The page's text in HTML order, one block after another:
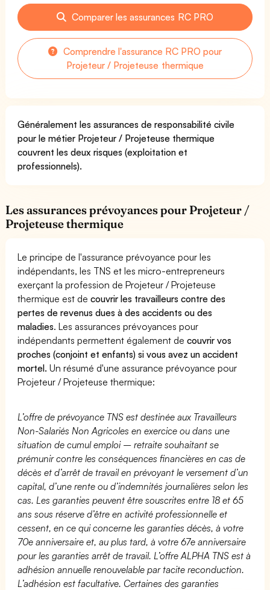
Comparer les assurances RC PRO
Comprendre l'assurance RC PRO pour
Projeteur / Projeteuse thermique
Généralement les assurances de responsabilité civile
pour le métier Projeteur / Projeteuse thermique
couvrent les deux risques (exploitation et
professionnels).
Les assurances prévoyances pour Projeteur /
Projeteuse thermique
Le principe de l'assurance prévoyance pour les
indépendants, les TNS et les micro-entrepreneurs
exerçant la profession de Projeteur / Projeteuse
thermique est decouvrir les travailleurs contre des
pertes de revenus dues à des accidents ou des
maladies. Les assurances prévoyances pour
indépendants permettent également decouvrir vos
proches (conjoint et enfants) si vous avez un accident
mortel. Un résumé d'une assurance prévoyance pour
Projeteur / Projeteuse thermique:
L’offre de prévoyance TNS est destinée aux Travailleurs
Non-Salariés Non Agricoles en exercice ou dans une
situation de cumul emploi – retraite souhaitant se
prémunir contre les conséquences financières en cas de
décès et d’arrêt de travail en prévoyant le versement d’un
capital, d’une rente ou d’indemnités journalières selon les
cas. Les garanties peuvent être souscrites entre 18 et 65
ans sous réserve d’être en activité professionnelle et
cessent, en ce qui concerne les garanties décès, à votre
70e anniversaire et, au plus tard, à votre 67e anniversaire
pour les garanties arrêt de travail. L’offre ALPHA TNS est à
adhésion annuelle renouvelable par tacite reconduction.
L’adhésion est facultative. Certaines des garanties